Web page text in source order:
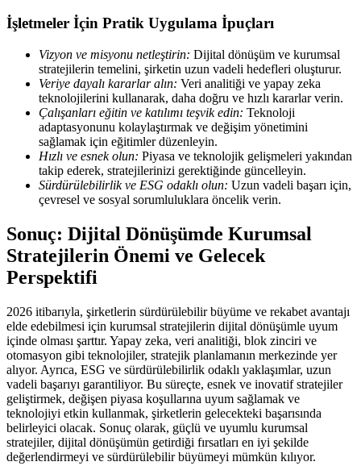
İşletmeler İçin Pratik Uygulama İpuçları
Vizyon ve misyonu netleştirin: Dijital dönüşüm ve kurumsal
stratejilerin temelini, şirketin uzun vadeli hedefleri oluşturur.
Veriye dayalı kararlar alın: Veri analitiği ve yapay zeka
teknolojilerini kullanarak, daha doğru ve hızlı kararlar verin.
Çalışanları eğitin ve katılımı teşvik edin: Teknoloji
adaptasyonunu kolaylaştırmak ve değişim yönetimini
sağlamak için eğitimler düzenleyin.
Hızlı ve esnek olun: Piyasa ve teknolojik gelişmeleri yakından
takip ederek, stratejilerinizi gerektiğinde güncelleyin.
Sürdürülebilirlik ve ESG odaklı olun: Uzun vadeli başarı için,
çevresel ve sosyal sorumluluklara öncelik verin.
Sonuç: Dijital Dönüşümde Kurumsal
Stratejilerin Önemi ve Gelecek
Perspektifi
2026 itibarıyla, şirketlerin sürdürülebilir büyüme ve rekabet avantajı
elde edebilmesi için kurumsal stratejilerin dijital dönüşümle uyum
içinde olması şarttır. Yapay zeka, veri analitiği, blok zinciri ve
otomasyon gibi teknolojiler, stratejik planlamanın merkezinde yer
alıyor. Ayrıca, ESG ve sürdürülebilirlik odaklı yaklaşımlar, uzun
vadeli başarıyı garantiliyor. Bu süreçte, esnek ve inovatif stratejiler
geliştirmek, değişen piyasa koşullarına uyum sağlamak ve
teknolojiyi etkin kullanmak, şirketlerin gelecekteki başarısında
belirleyici olacak. Sonuç olarak, güçlü ve uyumlu kurumsal
stratejiler, dijital dönüşümün getirdiği fırsatları en iyi şekilde
değerlendirmeyi ve sürdürülebilir büyümeyi mümkün kılıyor.